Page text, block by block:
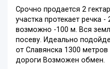
Срочно продается 2
участка протекает речка -
возможно -100 м. Вся
посеву. Идеально
от Славянска 1300
дороги Возможен обмен.